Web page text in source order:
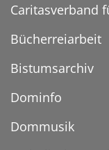
Caritasverband
Bücherreiarbeit
Bistumsarchiv
Dominfo
Dommusik